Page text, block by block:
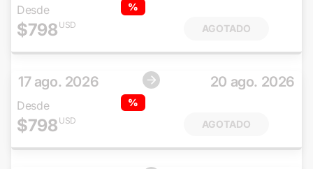
Desde %
$798 USD AGOTADO
17 ago. 2026 20 ago. 2026
Desde %
$798 USD AGOTADO